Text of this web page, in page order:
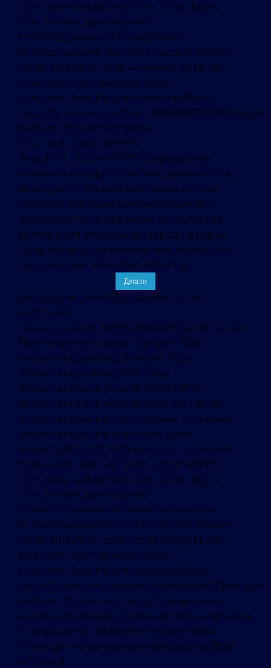
icon_style=»advanced» icon_color_bg=»»
icon_border_spacing=»60″
title=»Недвижимость» pos=»top»
el_class=»accent-icon-color accent-border-
color» title_font_style=»font-weight:bold;»
title_font_size=»desktop:26px;»
title_font_line_height=»desktop:36px;»
css_info_box=».vc_custom_1558633579009{margin-
bottom: 27px !important;}»
title_font_color=»#ffffff»
desc_font_color=»#ffffff»]Виртуальная
презентация пространства сдаваемого в
аренду или объекта выставленного на
продажу, хорошая демонстрация его
особенностей с эффектом присутствия.
Интеграция отснятых ЗD-туров на карты
Google Maps с применением технологии
Google Street View.[/bsf-info-box]
Детали
[/vc_column_inner][vc_column_inner
width=»1/3″
css=».vc_custom_1509348746429{padding-top:
30px !important;padding-right: 30px
!important;padding-bottom: 30px
!important;padding-left: 30px
!important;background-color: #ffffff
!important;background-position: center
!important;background-repeat: no-repeat
!important;background-size: cover
!important;}»][bsf-info-box icon=»icomoon-
hotel» icon_size=»60″ icon_color=»#ffffff»
icon_style=»advanced» icon_color_bg=»»
icon_border_spacing=»60″
title=»Гостиничный бизнес» pos=»top»
el_class=»accent-icon-color accent-border-
color» title_font_style=»font-weight:bold;»
title_font_size=»desktop:26px;»
title_font_line_height=»desktop:36px;»
css_info_box=».vc_custom_1558633610630{margin-
bottom: 27px !important;}»]Презентация
номерного фонда, особенностей интерьера
и ландшафта с эффектом присутствия.
Размещение рекламных материалов.[/bsf-
info-box]